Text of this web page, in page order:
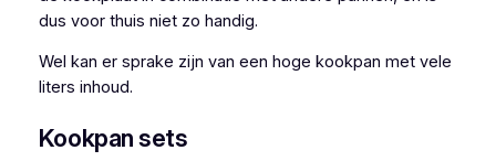
dus voor thuis niet zo handig.
Wel kan er sprake zijn van een hoge kookpan met vele
liters inhoud.
Kookpan sets